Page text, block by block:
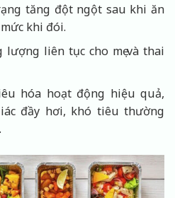
tăng đột ngột sau khi ăn
khi đói.
liên tục cho mẹ và thai
hóa hoạt động hiệu quả,
đầy hơi, khó tiêu thường